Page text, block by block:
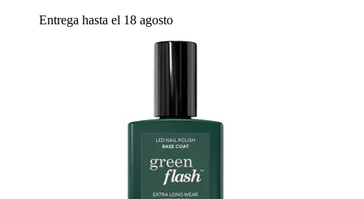
Entrega hasta el 18 agosto